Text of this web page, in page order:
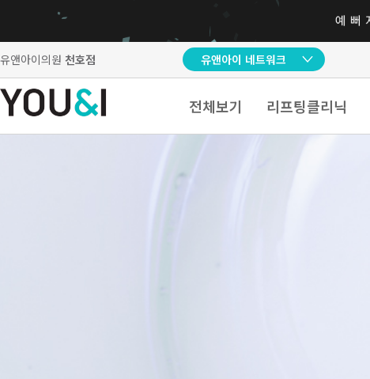
유앤아이의원 천호점 유앤아이 네트워크
전체보기 리프팅클리닉